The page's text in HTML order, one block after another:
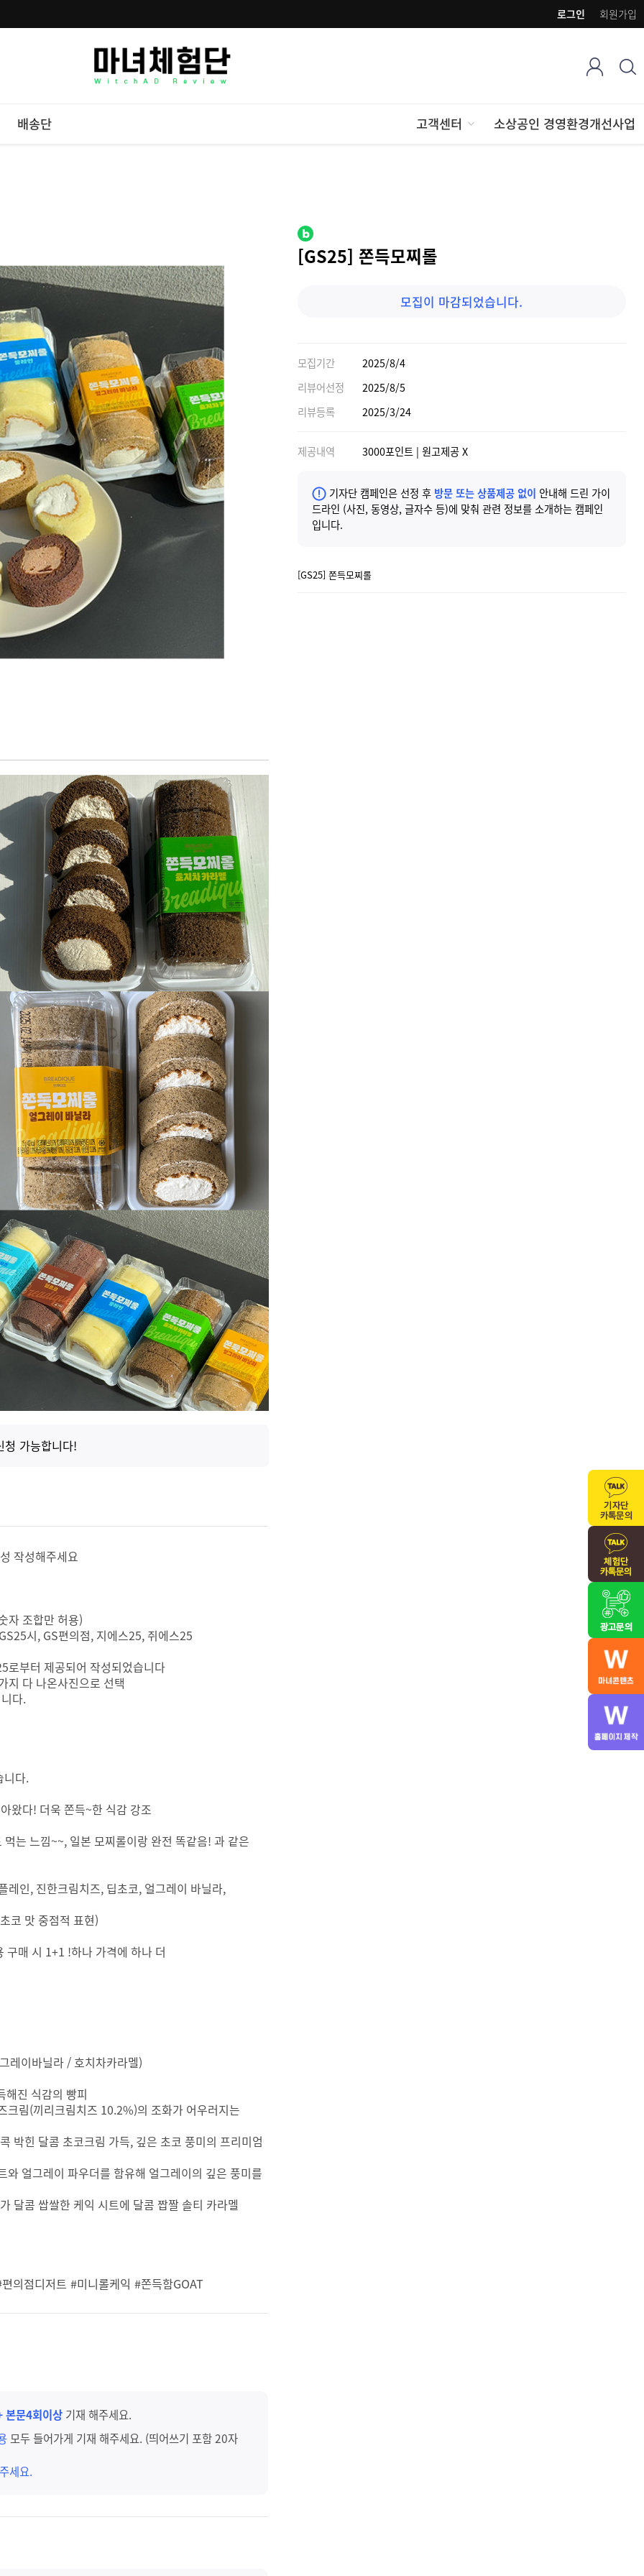
회원가입
로그인
배송단 고객센터 소상공인 경영환경개선사업
[GS25] 쫀득모찌롤
모집이 마감되었습니다.
모집기간
2025/8/4
리뷰어선정
2025/8/5
리뷰등록
2025/3/24
제공내역 3000포인트 | 원고제공 X
기자단 캠페인은 선정 후 방문 또는 상품제공 없이 안내해 드린 가이
드라인 (사진, 동영상, 글자수 등)에 맞춰 관련 정보를 소개하는 캠페인
입니다.
[GS25] 쫀득모찌롤
청 가능합니다!
작성해주세요
자 조합만 허용)
시, GS편의점, 지에스25, 쥐에스25
부터 제공되어 작성되었습니다
다 나온사진으로 선택
다.
다.
왔다! 더욱 쫀득~한 식감 강조
는 느낌~~, 일본 모찌롤이랑 완전 똑같음! 과 같은
레인, 진한크림치즈, 딥초코, 얼그레이 바닐라,
코 맛 중점적 표현)
매 시 1+1 !하나 가격에 하나 더
레이바닐라 / 호치차카라멜)
해진 식감의 빵피
크림(끼리크림치즈 10.2%)의 조화가 어우러지는
박힌 달콤 초코크림 가득, 깊은 초코 풍미의 프리미엄
와 얼그레이 파우더를 함유해 얼그레이의 깊은 풍미를
달콤 쌉쌀한 케익 시트에 달콤 짭짤 솔티 카라멜
의점디저트 #미니롤케익 #쫀득함GOAT
본문4회이상 기재 해주세요.
모두 들어가게 기재 해주세요. (띄어쓰기 포함 20자
세요.